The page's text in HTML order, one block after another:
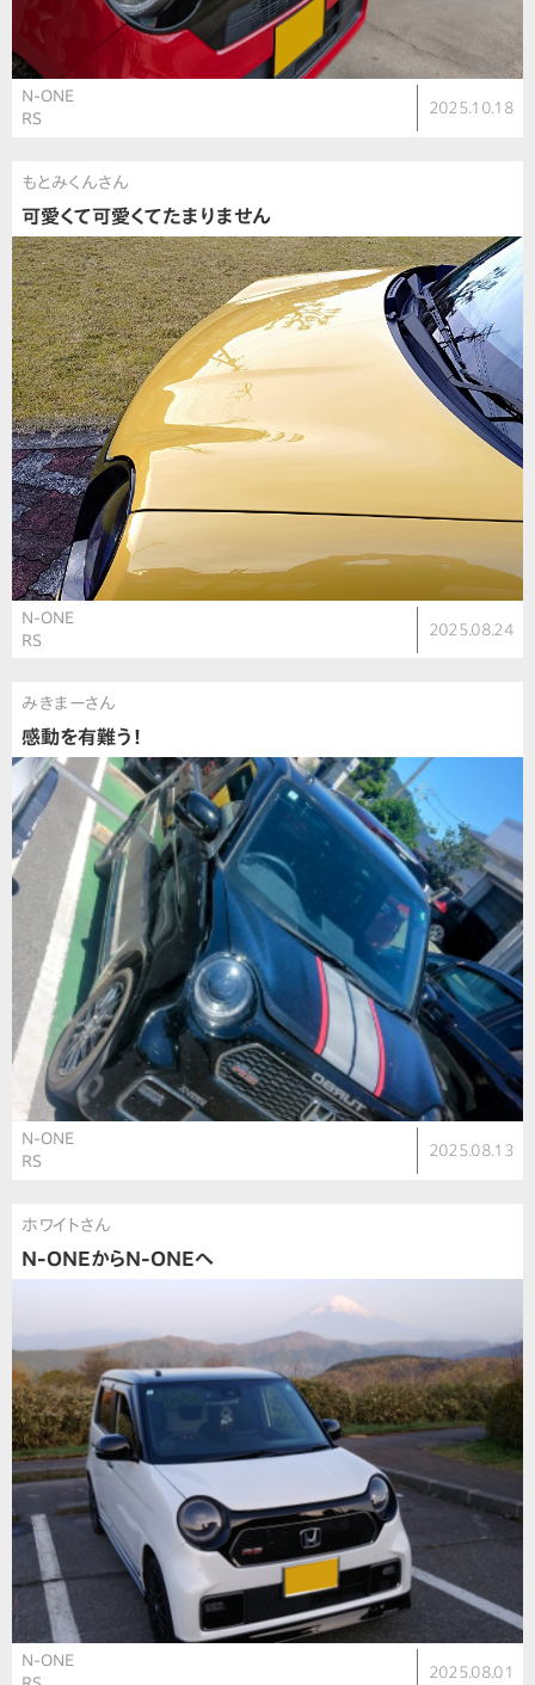
N-ONE
RS
2025.10.18
もとみくんさん
可愛くて可愛くてたまりません
N-ONE
RS
2025.08.24
みきまーさん
感動を有難う！
N-ONE
RS
2025.08.13
ホワイトさん
N-ONEからN-ONEへ
N-ONE
2025.08.01